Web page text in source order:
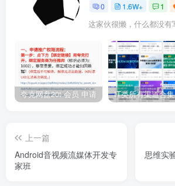
0 1.6W+ 1
这家伙很懒，什么都没有
夸克网盘20t 会员 申请
上一篇
Android音视频流媒体开发专
家班
思维实